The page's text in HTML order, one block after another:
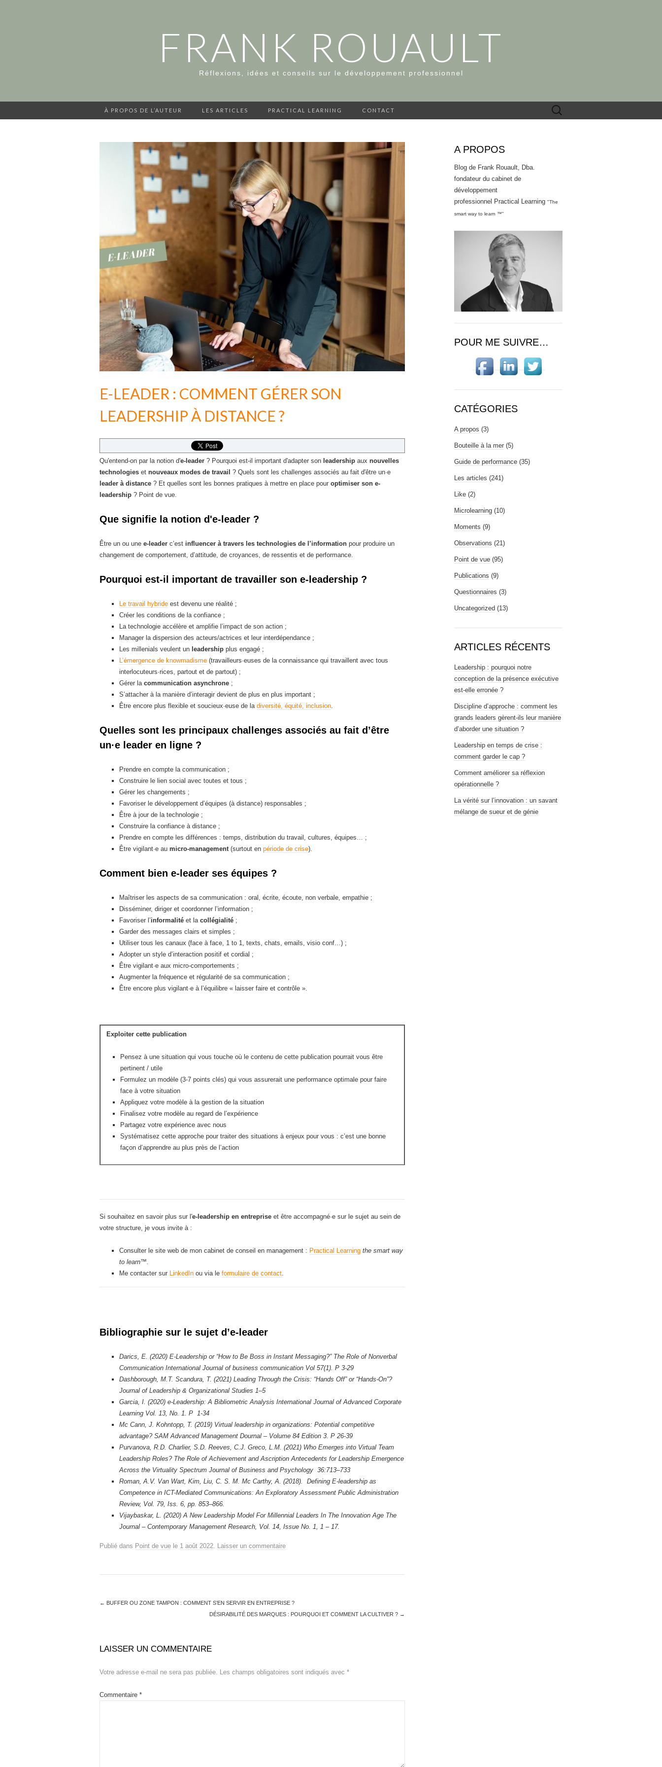
FRANK ROUAULT
Réflexions, idées et conseils sur le développement professionnel
À PROPOS DE L’AUTEUR LES ARTICLES PRACTICAL LEARNING CONTACT Rechercher :
E-LEADER : COMMENT GÉRER SON
LEADERSHIP À DISTANCE ?
Qu'entend-on par la notion d'e-leader ? Pourquoi est-il important d'adapter son leadership aux nouvelles
technologies et nouveaux modes de travail ? Quels sont les challenges associés au fait d'être un·e
leader à distance ? Et quelles sont les bonnes pratiques à mettre en place pour optimiser son e-
leadership ? Point de vue.
Que signifie la notion d'e-leader ?
Être un ou une e-leader c’est influencer à travers les technologies de l’information pour produire un
changement de comportement, d’attitude, de croyances, de ressentis et de performance.
Pourquoi est-il important de travailler son e-leadership ?
Le travail hybride est devenu une réalité ;
Créer les conditions de la confiance ;
La technologie accélère et amplifie l’impact de son action ;
Manager la dispersion des acteurs/actrices et leur interdépendance ;
Les millenials veulent un leadership plus engagé ;
L’émergence de knowmadisme (travailleurs·euses de la connaissance qui travaillent avec tous
interlocuteurs·rices, partout et de partout) ;
Gérer la communication asynchrone ;
S’attacher à la manière d’interagir devient de plus en plus important ;
Être encore plus flexible et soucieux·euse de la diversité, équité, inclusion.
Quelles sont les principaux challenges associés au fait d’être
un·e leader en ligne ?
Prendre en compte la communication ;
Construire le lien social avec toutes et tous ;
Gérer les changements ;
Favoriser le développement d’équipes (à distance) responsables ;
Être à jour de la technologie ;
Construire la confiance à distance ;
Prendre en compte les différences : temps, distribution du travail, cultures, équipes… ;
Être vigilant·e au micro-management(surtout en période de crise).
Comment bien e-leader ses équipes ?
Maîtriser les aspects de sa communication : oral, écrite, écoute, non verbale, empathie ;
Disséminer, diriger et coordonner l’information ;
Favoriser l’informalité et la collégialité ;
Garder des messages clairs et simples ;
Utiliser tous les canaux (face à face, 1 to 1, texts, chats, emails, visio conf…) ;
Adopter un style d’interaction positif et cordial ;
Être vigilant·e aux micro-comportements ;
Augmenter la fréquence et régularité de sa communication ;
Être encore plus vigilant·e à l’équilibre « laisser faire et contrôle ».
Exploiter cette publication
Pensez à une situation qui vous touche où le contenu de cette publication pourrait vous être
pertinent / utile
Formulez un modèle (3-7 points clés) qui vous assurerait une performance optimale pour faire
face à votre situation
Appliquez votre modèle à la gestion de la situation
Finalisez votre modèle au regard de l’expérience
Partagez votre expérience avec nous
Systématisez cette approche pour traiter des situations à enjeux pour vous : c’est une bonne
façon d’apprendre au plus près de l’action
Si souhaitez en savoir plus sur l'e-leadership en entreprise et être accompagné·e sur le sujet au sein de
votre structure, je vous invite à :
Consulter le site web de mon cabinet de conseil en management : Practical Learning the smart way
to learn™.
Me contacter sur LinkedIn ou via le formulaire de contact.
Bibliographie sur le sujet d’e-leader
Darics, E. (2020) E-Leadership or “How to Be Boss in Instant Messaging?” The Role of Nonverbal
Communication International Journal of business communication Vol 57(1). P 3-29
Dashborough, M.T. Scandura, T. (2021) Leading Through the Crisis: “Hands Off” or “Hands-On”?
Journal of Leadership & Organizational Studies 1–5
Garcia, I. (2020) e-Leadership: A Bibliometric Analysis International Journal of Advanced Corporate
Learning Vol. 13, No. 1. P 1-34
Mc Cann, J. Kohntopp, T. (2019) Virtual leadership in organizations: Potential competitive
advantage? SAM Advanced Management Dournal – Volume 84 Edition 3. P 26-39
Purvanova, R.D. Charlier, S.D. Reeves, C.J. Greco, L.M. (2021) Who Emerges into Virtual Team
Leadership Roles? The Role of Achievement and Ascription Antecedents for Leadership Emergence
Across the Virtuality Spectrum Journal of Business and Psychology 36:713–733
Roman, A.V. Van Wart, Kim, Liu, C. S. M. Mc Carthy, A. (2018). Defining E-leadership as
Competence in ICT-Mediated Communications: An Exploratory Assessment Public Administration
Review, Vol. 79, Iss. 6, pp. 853–866.
Vijaybaskar, L. (2020) A New Leadership Model For Millennial Leaders In The Innovation Age The
Journal – Contemporary Management Research, Vol. 14, Issue No. 1, 1 – 17.
Publié dans Point de vue le 1 août 2022. Laisser un commentaire
← BUFFER OU ZONE TAMPON : COMMENT S’EN SERVIR EN ENTREPRISE ?
DÉSIRABILITÉ DES MARQUES : POURQUOI ET COMMENT LA CULTIVER ? →
LAISSER UN COMMENTAIRE
Votre adresse e-mail ne sera pas publiée. Les champs obligatoires sont indiqués avec *
Commentaire *
A PROPOS
Blog de Frank Rouault, Dba.
fondateur du cabinet de
développement
professionnel Practical Learning "The
smart way to learn ™"
POUR ME SUIVRE…
CATÉGORIES
A propos (3)
Bouteille à la mer (5)
Guide de performance (35)
Les articles (241)
Like (2)
Microlearning (10)
Moments (9)
Observations (21)
Point de vue (95)
Publications (9)
Questionnaires (3)
Uncategorized (13)
ARTICLES RÉCENTS
Leadership : pourquoi notre
conception de la présence exécutive
est-elle erronée ?
Discipline d’approche : comment les
grands leaders gèrent-ils leur manière
d’aborder une situation ?
Leadership en temps de crise :
comment garder le cap ?
Comment améliorer sa réflexion
opérationnelle ?
La vérité sur l’innovation : un savant
mélange de sueur et de génie